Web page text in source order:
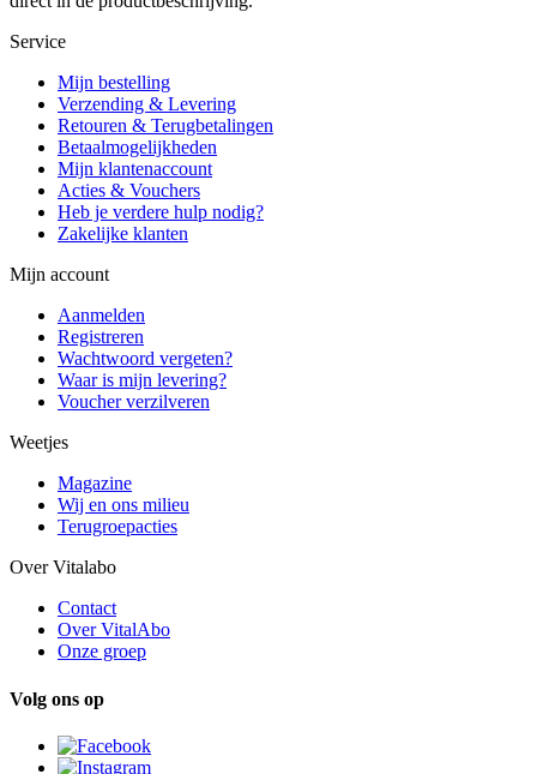
Service
Mijn bestelling
Verzending & Levering
Retouren & Terugbetalingen
Betaalmogelijkheden
Mijn klantenaccount
Acties & Vouchers
Heb je verdere hulp nodig?
Zakelijke klanten
Mijn account
Aanmelden
Registreren
Wachtwoord vergeten?
Waar is mijn levering?
Voucher verzilveren
Weetjes
Magazine
Wij en ons milieu
Terugroepacties
Over Vitalabo
Contact
Over VitalAbo
Onze groep
Volg ons op